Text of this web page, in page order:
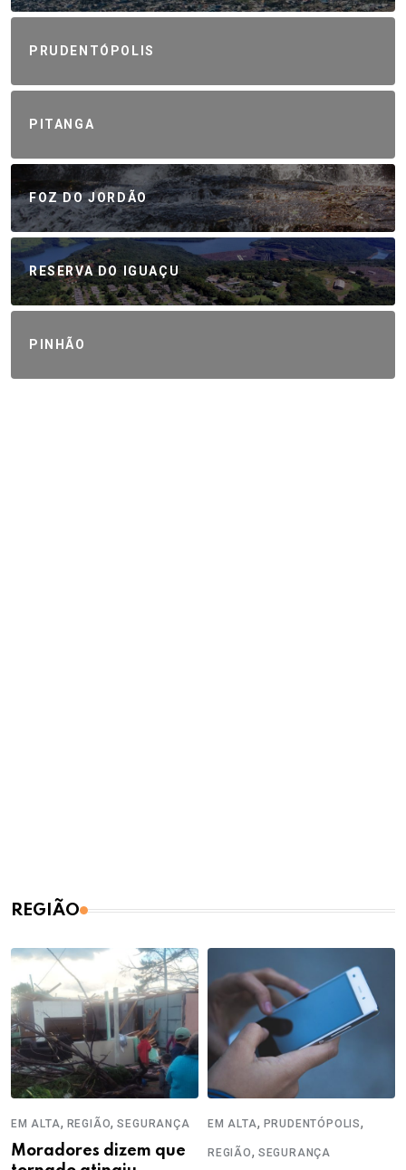
PRUDENTÓPOLIS
PITANGA
FOZ DO JORDÃO
RESERVA DO IGUAÇU
PINHÃO
REGIÃO
EM ALTA, REGIÃO,SEGURANÇA
Moradores dizem que
EM ALTA, PRUDENTÓPOLIS,
REGIÃO, SEGURANÇA